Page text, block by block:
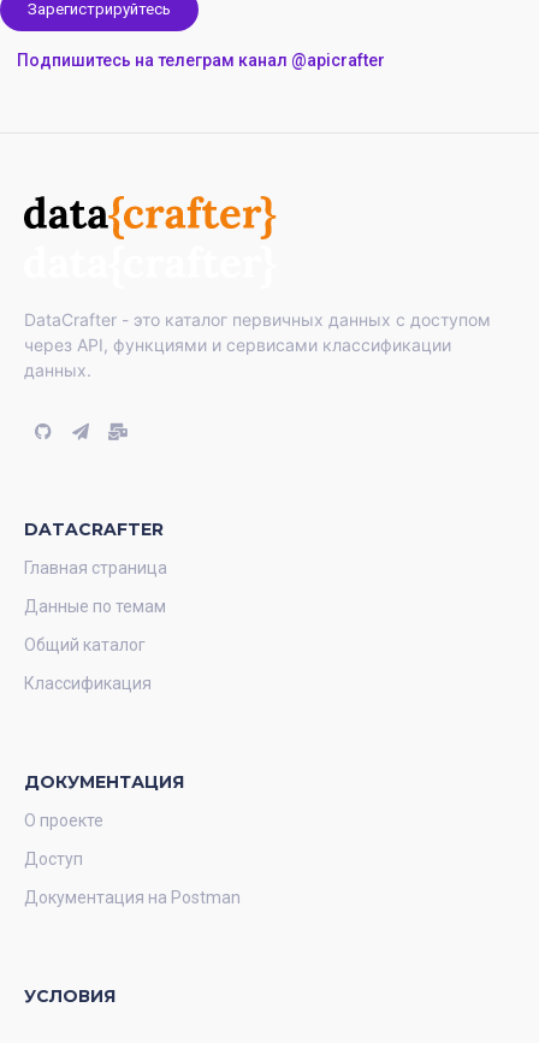
Зарегистрируйтесь
Подпишитесь на телеграм канал @apicrafter
DataCrafter - это каталог первичных данных с доступом
через API, функциями и сервисами классификации
данных.
DATACRAFTER
Главная страница
Данные по темам
Общий каталог
Классификация
ДОКУМЕНТАЦИЯ
О проекте
Доступ
Документация на Postman
УСЛОВИЯ